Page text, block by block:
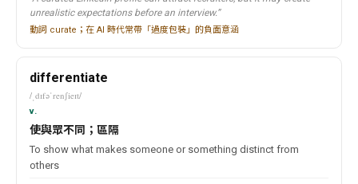
unrealistic expectations before an interview.”
動詞 curate；在 AI 時代常帶「過度包裝」的負面意涵
differentiate
/ˌdɪfəˈrenʃieɪt/
v.
使與眾不同；區隔
To show what makes someone or something distinct from
others